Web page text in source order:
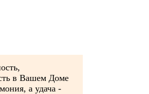
в Вашем Доме
а удача -